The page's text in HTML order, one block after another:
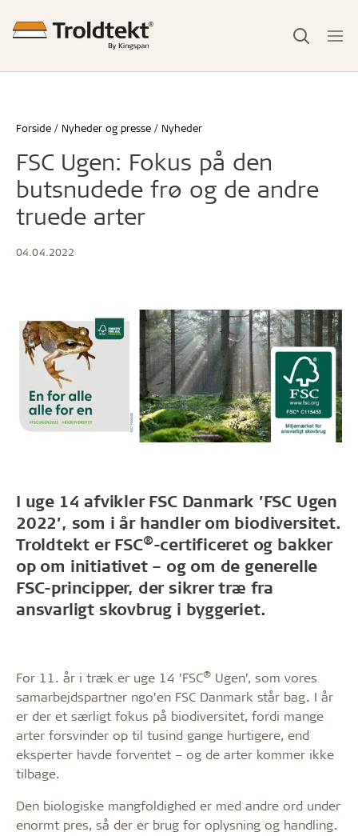
Forside Nyheder og presse Nyheder
FSC Ugen: Fokus på den
butsnudede frø og de andre
truede arter
04.04.2022
I uge 14 afvikler FSC Danmark ’FSC Ugen
2022’, som i år handler om biodiversitet.
Troldtekt er FSC®-certificeret og bakker
op om initiativet – og om de generelle
FSC-principper, der sikrer træ fra
ansvarligt skovbrug i byggeriet.
For 11. år i træk er uge 14 ’FSC® Ugen’, som vores
samarbejdspartner ngo’en FSC Danmark står bag. I år
er der et særligt fokus på biodiversitet, fordi mange
arter forsvinder op til tusind gange hurtigere, end
eksperter havde forventet – og de arter kommer ikke
tilbage.
Den biologiske mangfoldighed er med andre ord under
enormt pres, så der er brug for oplysning og handling.